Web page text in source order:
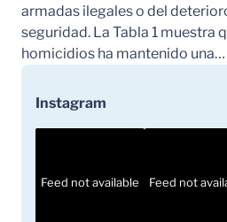
armadas ilegales o del
seguridad. La Tabla 1 muestra
homicidios ha mantenido una…
Instagram
Feed not available Feed not